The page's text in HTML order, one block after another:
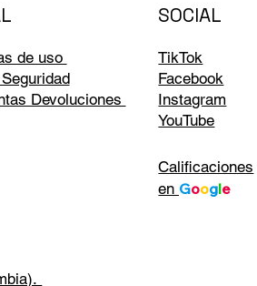
de uso
Devoluciones
SOCIAL
TikTok
Facebook
Instagram
YouTube
Calificaciones
en Google